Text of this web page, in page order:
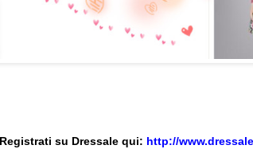
Registrati su Dressale qui: http://